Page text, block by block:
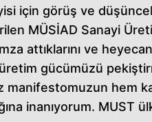
için görüş ve
MÜSİAD Sanayi
attıklarını ve
gücümüzü
hem
inanıyorum. MUST